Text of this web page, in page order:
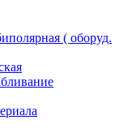
( оборуд.